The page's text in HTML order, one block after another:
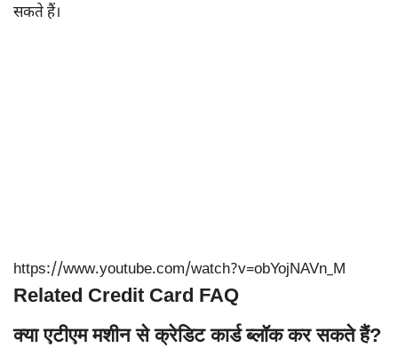
सकते हैं।
https://www.youtube.com/watch?v=obYojNAVn_M
Related Credit Card FAQ
क्या एटीएम मशीन से क्रेडिट कार्ड ब्लॉक कर सकते हैं?